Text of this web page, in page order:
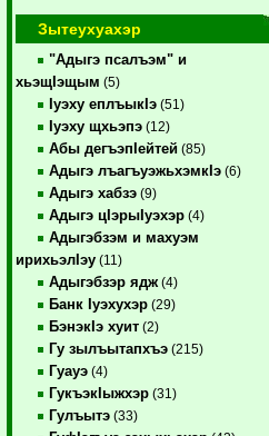
Зытеухуахэр
"Адыгэ псалъэм" и
хьэщIэщым (5)
Iуэху еплъыкIэ (51)
Iуэху щхьэпэ (12)
Абы дегъэпIейтей (85)
Адыгэ лъагъуэжьхэмкIэ (6)
Адыгэ хабзэ (9)
Адыгэ цIэрыIуэхэр (4)
Адыгэбзэм и махуэм
ирихьэлIэу (11)
Адыгэбзэр ядж (4)
Банк Iуэхухэр (29)
БэнэкIэ хуит (2)
Гу зылъытапхъэ (215)
Гуауэ (4)
ГукъэкIыжхэр (31)
Гулъытэ (33)